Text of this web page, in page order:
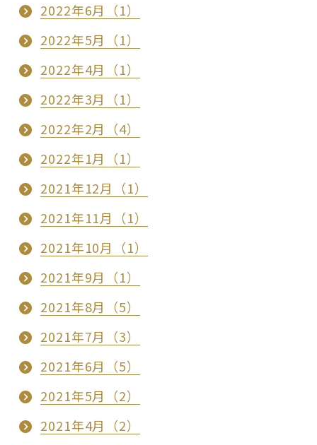
2022年6月（1）
2022年5月（1）
2022年4月（1）
2022年3月（1）
2022年2月（4）
2022年1月（1）
2021年12月（1）
2021年11月（1）
2021年10月（1）
2021年9月（1）
2021年8月（5）
2021年7月（3）
2021年6月（5）
2021年5月（2）
2021年4月（2）